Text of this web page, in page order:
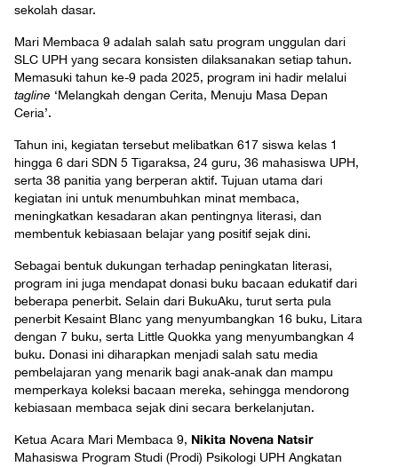
sekolah dasar.
Mari Membaca 9 adalah salah satu program unggulan dari
SLC UPH yang secara konsisten dilaksanakan setiap tahun.
Memasuki tahun ke-9 pada 2025, program ini hadir melalui
tagline ‘Melangkah dengan Cerita, Menuju Masa Depan
Ceria’.
Tahun ini, kegiatan tersebut melibatkan 617 siswa kelas 1
hingga 6 dari SDN 5 Tigaraksa, 24 guru, 36 mahasiswa UPH,
serta 38 panitia yang berperan aktif. Tujuan utama dari
kegiatan ini untuk menumbuhkan minat membaca,
meningkatkan kesadaran akan pentingnya literasi, dan
membentuk kebiasaan belajar yang positif sejak dini.
Sebagai bentuk dukungan terhadap peningkatan literasi,
program ini juga mendapat donasi buku bacaan edukatif dari
beberapa penerbit. Selain dari BukuAku, turut serta pula
penerbit Kesaint Blanc yang menyumbangkan 16 buku, Litara
dengan 7 buku, serta Little Quokka yang menyumbangkan 4
buku. Donasi ini diharapkan menjadi salah satu media
pembelajaran yang menarik bagi anak-anak dan mampu
memperkaya koleksi bacaan mereka, sehingga mendorong
kebiasaan membaca sejak dini secara berkelanjutan.
Ketua Acara Mari Membaca 9, Nikita Novena Natsir
Mahasiswa Program Studi (Prodi) Psikologi UPH Angkatan